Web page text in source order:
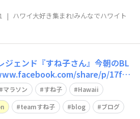
| ハワイ大好き集まれ!みんなでハワイト
ジェンド『すね子さん』今朝のBL
share/p/17f6
マラソン すね子
Hawaii
teamすね子 blog ブログ